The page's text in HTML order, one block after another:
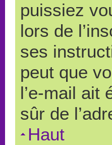
puissiez
lors de
ses
peut que
l’e-mail ait
sûr de
Haut